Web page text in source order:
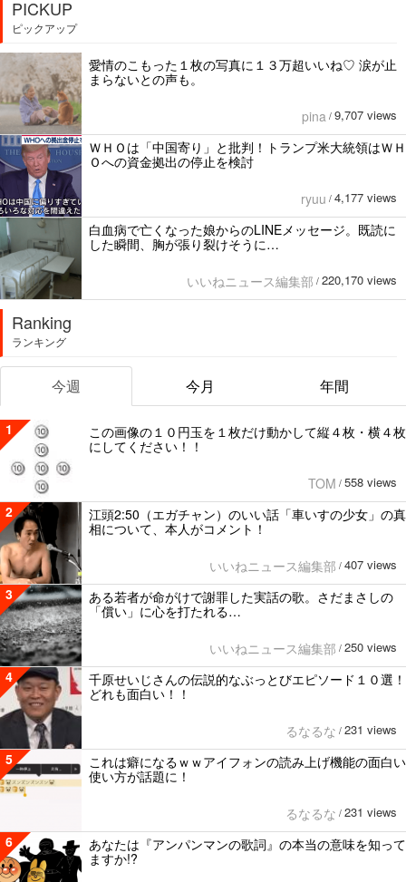
PICKUP
ピックアップ
愛情のこもった１枚の写真に１３万超いいね♡ 涙が止
まらないとの声も。
pina / 9,707 views
ＷＨＯは「中国寄り」と批判！トランプ米大統領はＷＨ
Ｏへの資金拠出の停止を検討
ryuu / 4,177 views
白血病で亡くなった娘からのLINEメッセージ。既読に
した瞬間、胸が張り裂けそうに…
いいねニュース編集部 / 220,170 views
Ranking
ランキング
今週 今月 年間
1
この画像の１０円玉を１枚だけ動かして縦４枚・横４枚
にしてください！！
TOM / 558 views
2
江頭2:50（エガチャン）のいい話「車いすの少女」の真
相について、本人がコメント！
いいねニュース編集部 / 407 views
3
ある若者が命がけで謝罪した実話の歌。さだまさしの
「償い」に心を打たれる…
いいねニュース編集部 / 250 views
4
千原せいじさんの伝説的なぶっとびエピソード１０選！
どれも面白い！！
るなるな / 231 views
5
これは癖になるｗｗアイフォンの読み上げ機能の面白い
使い方が話題に！
るなるな / 231 views
6
あなたは『アンパンマンの歌詞』の本当の意味を知って
ますか!?